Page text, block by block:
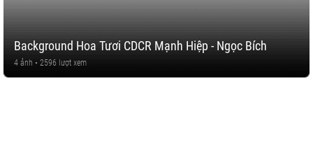
Background Hoa Tươi CDCR Mạnh Hiệp - Ngọc Bích
4 ảnh • 2596 lượt xem